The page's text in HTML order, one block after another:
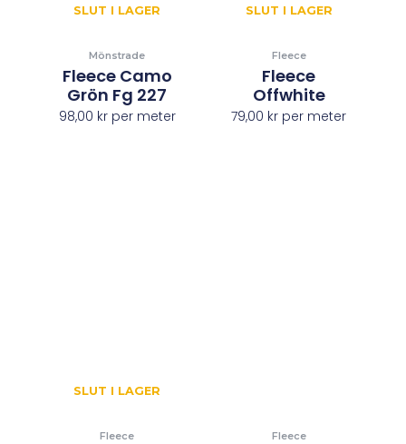
SLUT I LAGER
Mönstrade
Fleece Camo
Grön Fg 227
98,00 krper meter
SLUT I LAGER
Fleece
Fleece
Offwhite
79,00 kr per meter
SLUT I LAGER
Fleece Fleece